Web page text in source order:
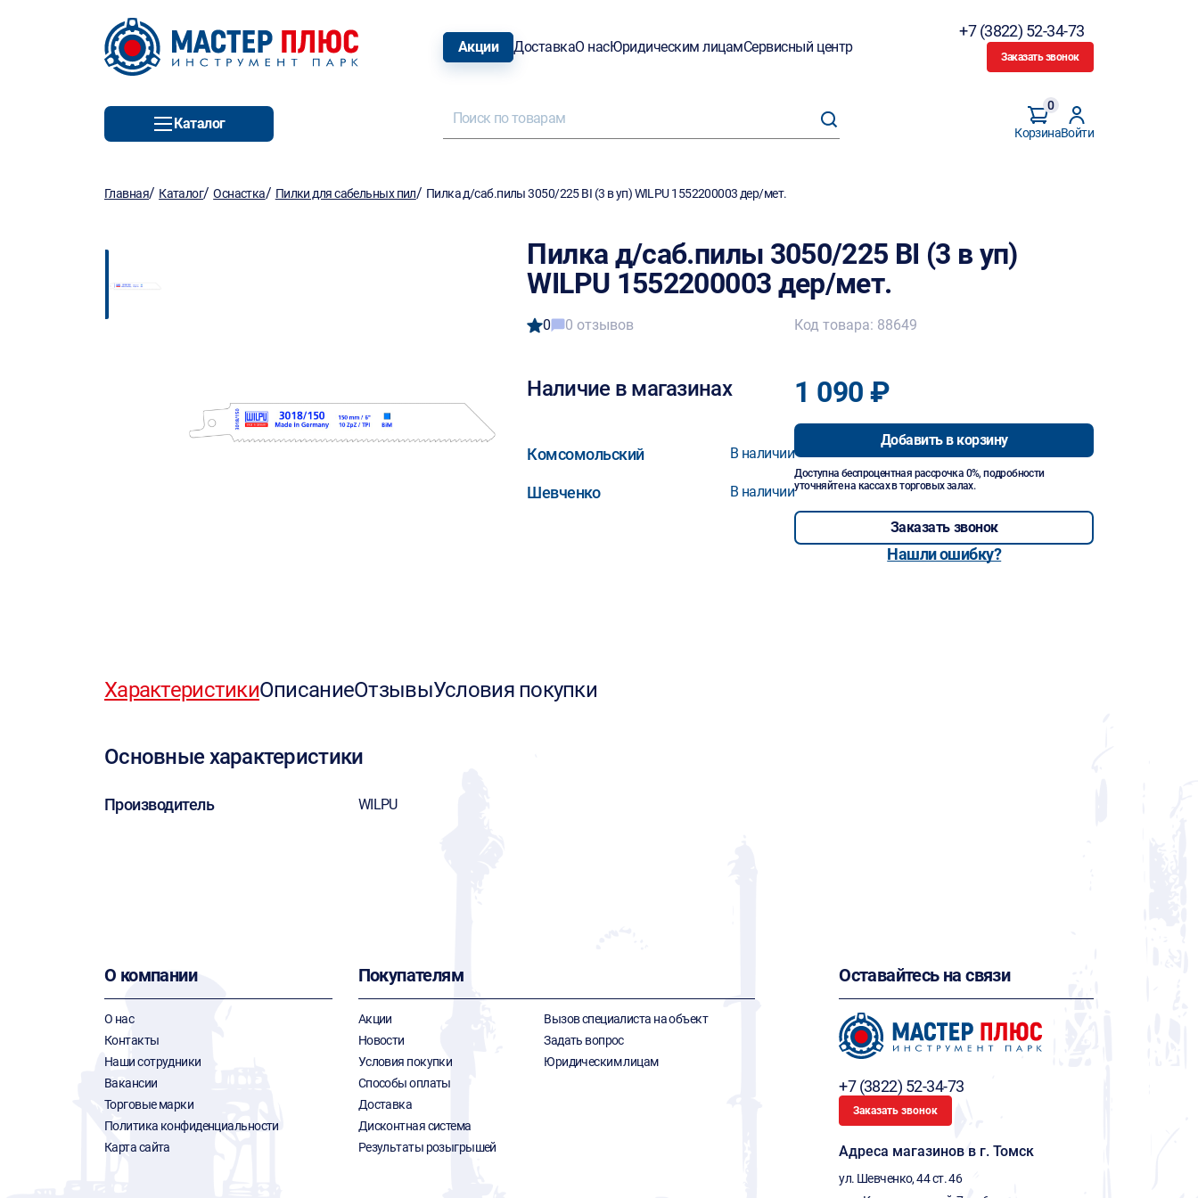
Акции ДоставкаО насЮридическим лицамСервисный центр
+7 (3822) 52-34-73
Заказать звонок
Каталог
Корзина
0
Войти
Главная/ Каталог/Оснастка/ Пилки для сабельных пил/ Пилка д/саб.пилы 3050/225 BI (3 в уп) WILPU 1552200003 дер/мет.
Пилка д/саб.пилы 3050/225 BI (3 в уп)
WILPU 1552200003 дер/мет.
0 0 отзывов
Наличие в магазинах
Комсомольский В наличии
Шевченко В наличии
Код товара: 88649
1 090 ₽
Добавить в корзину
Доступна беспроцентная рассрочка 0%, подробности
уточняйте на кассах в торговых залах.
Заказать звонок
Нашли ошибку?
ХарактеристикиОписаниеОтзывыУсловия покупки
Основные характеристики
Производитель WILPU
О компании
О нас
Контакты
Наши сотрудники
Вакансии
Торговые марки
Политика конфиденциальности
Карта сайта
Покупателям
Акции
Новости
Условия покупки
Способы оплаты
Доставка
Дисконтная система
Результаты розыгрышей
Вызов специалиста на объект
Задать вопрос
Юридическим лицам
Оставайтесь на связи
+7 (3822) 52-34-73
Заказать звонок
Адреса магазинов в г. Томск
ул. Шевченко, 44 ст. 46